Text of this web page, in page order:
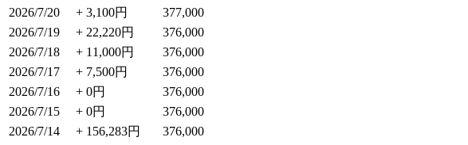
2026/7/20
+ 3,100円
377,000
2026/7/19
+ 22,220円
376,000
2026/7/18
+ 11,000円
376,000
2026/7/17
+ 7,500円
376,000
2026/7/16
+ 0円
376,000
2026/7/15
+ 0円
376,000
2026/7/14
+ 156,283円
376,000